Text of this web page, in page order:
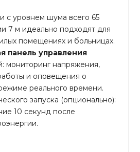
с уровнем шума всего 65
7 м идеально подходят для
помещениях и больницах.
панель управления
мониторинг напряжения,
и оповещения о
реального времени.
запуска (опционально):
10 секунд после